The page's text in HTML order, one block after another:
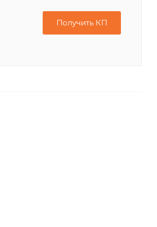
Получить КП